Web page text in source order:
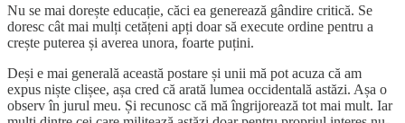
Nu se mai dorește educație, căci ea generează gândire critică. Se
doresc cât mai mulți cetățeni apți doar să execute ordine pentru a
crește puterea și averea unora, foarte puțini.
Deși e mai generală această postare și unii mă pot acuza că am
expus niște clișee, așa cred că arată lumea occidentală astăzi. Așa o
observ în jurul meu. Și recunosc că mă îngrijorează tot mai mult. Iar